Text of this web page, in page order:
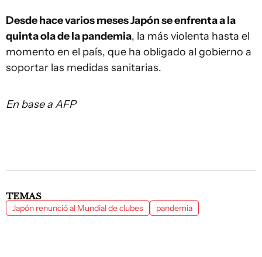
Desde hace varios meses Japón se enfrenta a la
quinta ola de la pandemia, la más violenta hasta el
momento en el país, que ha obligado al gobierno a
soportar las medidas sanitarias.
En base a AFP
TEMAS
Japón renunció al Mundial de clubes pandemia